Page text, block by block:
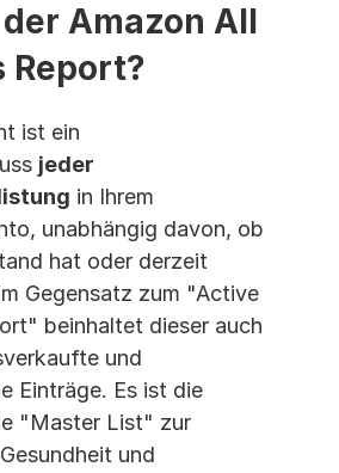
Amazon All
Report?
ist ein
jeder
in Ihrem
unabhängig davon, ob
hat oder derzeit
Gegensatz zum "Active
beinhaltet dieser auch
und
Einträge. Es ist die
"Master List" zur
und